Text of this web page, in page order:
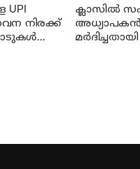
UPI
നിരക്ക്
ക്ലാസില്‍
അധ്യാപകന്‍